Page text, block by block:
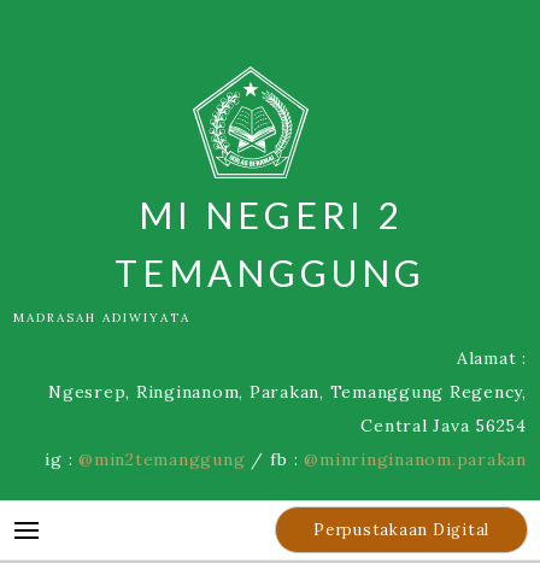
MI NEGERI 2
TEMANGGUNG
MADRASAH ADIWIYATA
Alamat :
Ngesrep, Ringinanom, Parakan, Temanggung Regency,
Central Java 56254
ig :@min2temanggung / fb :@minringinanom.parakan
Perpustakaan Digital